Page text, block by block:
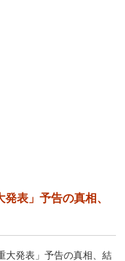
表」予告の真相、
大発表」予告の真相、結